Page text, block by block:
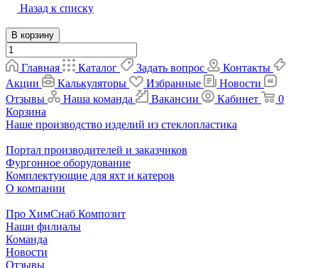
Назад к списку
В корзину
Главная Каталог Задать вопрос
Контакты
Акции
Калькуляторы Избранные
Новости
Отзывы
Наша команда Вакансии Кабинет
0
Корзина
Наше производство изделий из стеклопластика
Портал производителей и заказчиков
Фургонное оборудование
Комплектующие для яхт и катеров
О компании
Про ХимСнаб Композит
Наши филиалы
Команда
Новости
Отзывы